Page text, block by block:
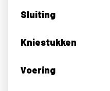
Sluiting
Kniestukken
Voering